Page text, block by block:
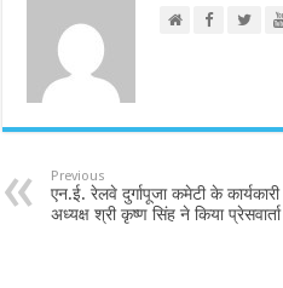
Previous
एन.ई. रेलवे दुर्गापूजा कमेटी के कार्यकारी
अध्यक्ष श्री कृष्ण सिंह ने किया प्रेसवार्ता